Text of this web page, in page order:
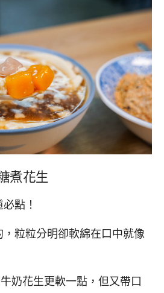
煮花生
點！
粒粒分明卻軟綿在口中就像
奶花生更軟一點，但又帶口